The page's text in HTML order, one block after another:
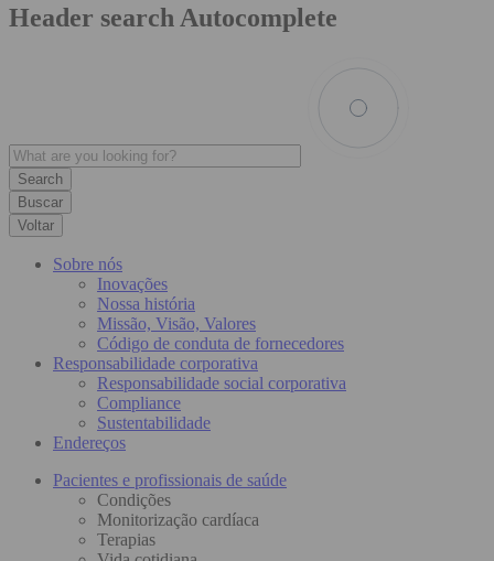
Header search Autocomplete
Buscar
Voltar
Sobre nós
Inovações
Nossa história
Missão, Visão, Valores
Código de conduta de fornecedores
Responsabilidade corporativa
Responsabilidade social corporativa
Compliance
Sustentabilidade
Endereços
Pacientes e profissionais de saúde
Condições
Monitorização cardíaca
Terapias